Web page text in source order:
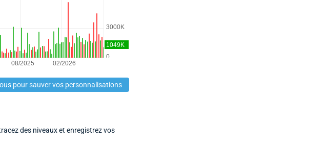
pour sauver vos personnalisations
des niveaux et enregistrez vos